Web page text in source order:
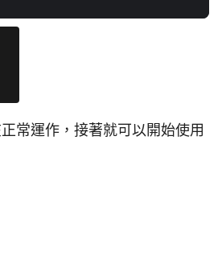
常運作，接著就可以開始使用